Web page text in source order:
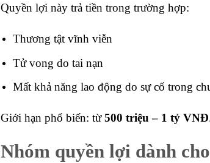
Quyền lợi này trả tiền trong trường hợp:
Thương tật vĩnh viễn
Tử vong do tai nạn
Mất khả năng lao động do sự cố trong
Giới hạn phổ biến: từ500 triệu – 1 tỷ VNĐ
Nhóm quyền lợi dành